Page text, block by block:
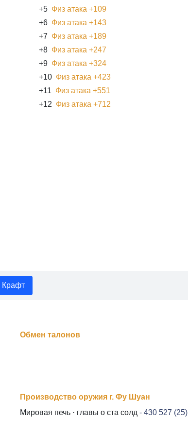
+5 Физ атака +109
+6 Физ атака +143
+7 Физ атака +189
+8 Физ атака +247
+9 Физ атака +324
+10 Физ атака +423
+11 Физ атака +551
+12 Физ атака +712
Крафт
Обмен талонов
Производство оружия г. Фу Шуан
Мировая печь · главы о ста солд - 430 527 (25)